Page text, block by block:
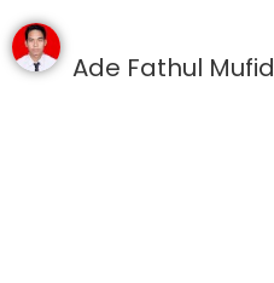
Ade Fathul Mufid